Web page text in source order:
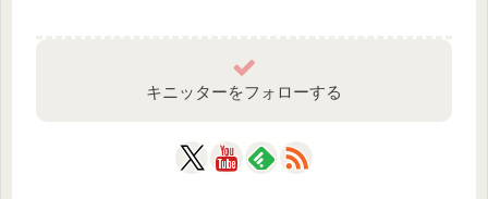
キニッターをフォローする